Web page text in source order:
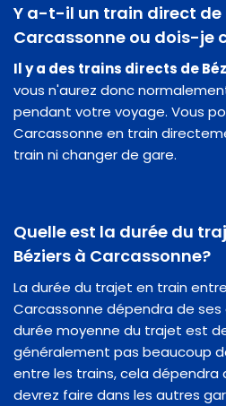
Y a-t-il un train direct de
Carcassonne ou dois-je
Il y a des trains directs de
vous n'aurez donc
pendant votre voyage. Vous
Carcassonne en train
train ni changer de gare.
Quelle est la durée du
Béziers à Carcassonne?
La durée du trajet en train
Carcassonne dépendra de
durée moyenne du trajet est
généralement pas beaucoup
entre les trains, cela dépendra
devrez faire dans les autres